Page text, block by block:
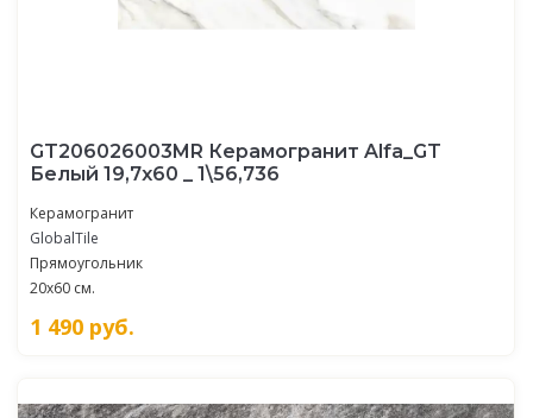
GT206026003MR Керамогранит Alfa_GT
Белый 19,7x60 _ 1\56,736
Керамогранит
GlobalTile
Прямоугольник
20x60 см.
1 490 руб.